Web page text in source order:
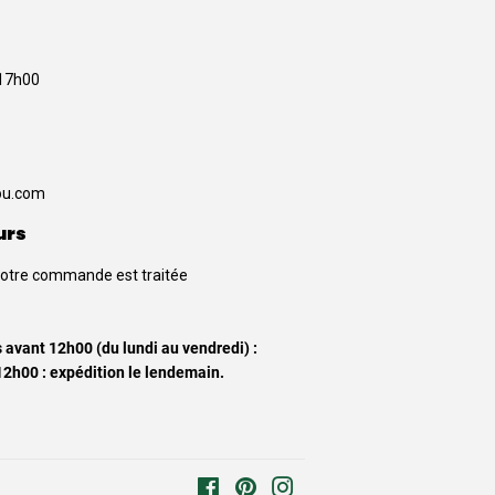
commande est traitée
12h00 (du lundi au vendredi) :
: expédition le lendemain.
FacebookPinterest